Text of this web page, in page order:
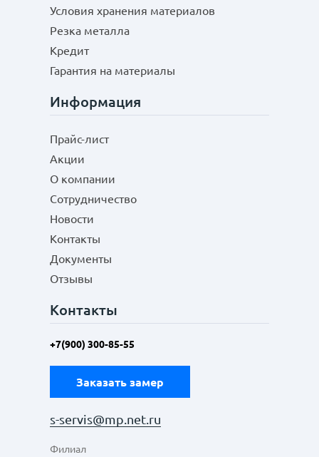
Условия хранения материалов
Резка металла
Кредит
Гарантия на материалы
Информация
Прайс-лист
Акции
О компании
Сотрудничество
Новости
Контакты
Документы
Отзывы
Контакты
+7(900) 300-85-55
Заказать замер
s-servis@mp.net.ru
Филиал